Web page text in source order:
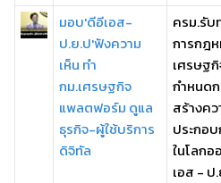
มอบ'ดีอีเอส-
ป.ย.ป'ฟังความ
เห็น ทำ
กม.เศรษฐกิจ
แพลตฟอร์ม ดูแล
ธุรกิจ-ผู้ใช้บริการ
ดิจิทัล
ครม.รับ
การกฎ
เศรษฐ
กำหนด
สร้างค
ประกอ
ในโลกอ
เอส - ป.